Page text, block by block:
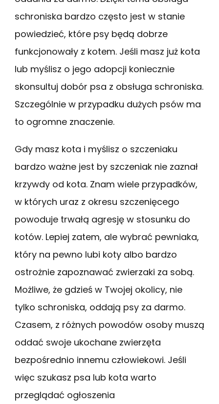
schroniska bardzo często jest w stanie
powiedzieć, które psy będą dobrze
funkcjonowały z kotem. Jeśli masz już kota
lub myślisz o jego adopcji koniecznie
skonsultuj dobór psa z obsługa schroniska.
Szczególnie w przypadku dużych psów ma
to ogromne znaczenie.
Gdy masz kota i myślisz o szczeniaku
bardzo ważne jest by szczeniak nie zaznał
krzywdy od kota. Znam wiele przypadków,
w których uraz z okresu szczenięcego
powoduje trwałą agresję w stosunku do
kotów. Lepiej zatem, ale wybrać pewniaka,
który na pewno lubi koty albo bardzo
ostrożnie zapoznawać zwierzaki za sobą.
Możliwe, że gdzieś w Twojej okolicy, nie
tylko schroniska, oddają psy za darmo.
Czasem, z różnych powodów osoby muszą
oddać swoje ukochane zwierzęta
bezpośrednio innemu człowiekowi. Jeśli
więc szukasz psa lub kota warto
przeglądać ogłoszenia